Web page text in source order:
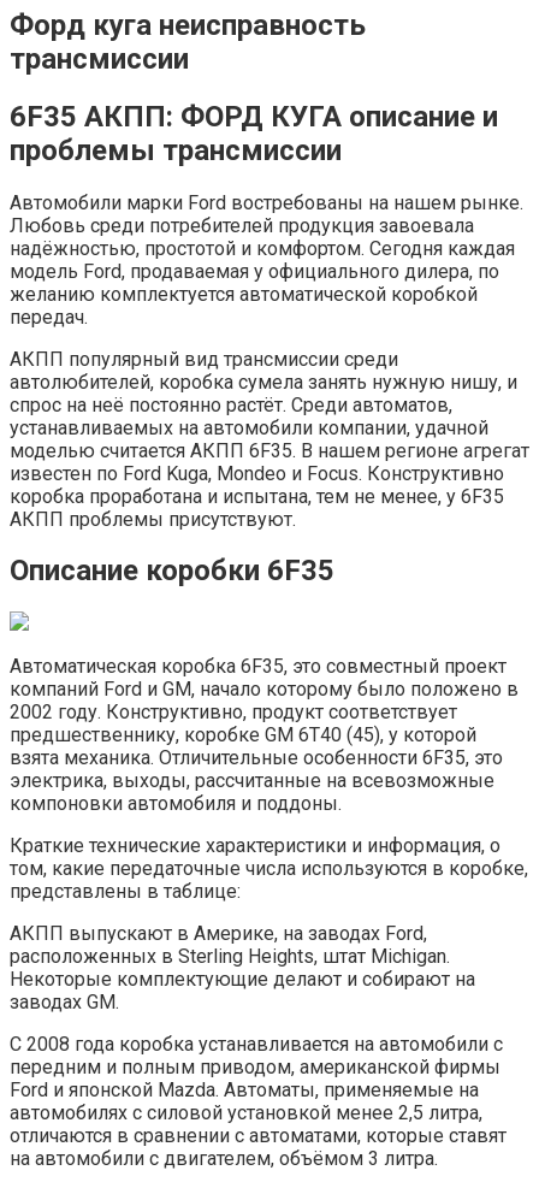
Форд куга неисправность
трансмиссии
6F35 АКПП: ФОРД КУГА описание и
проблемы трансмиссии
Автомобили марки Ford востребованы на нашем рынке.
Любовь среди потребителей продукция завоевала
надёжностью, простотой и комфортом. Сегодня каждая
модель Ford, продаваемая у официального дилера, по
желанию комплектуется автоматической коробкой
передач.
АКПП популярный вид трансмиссии среди
автолюбителей, коробка сумела занять нужную нишу, и
спрос на неё постоянно растёт. Среди автоматов,
устанавливаемых на автомобили компании, удачной
моделью считается АКПП 6F35. В нашем регионе агрегат
известен по Ford Kuga, Mondeo и Focus. Конструктивно
коробка проработана и испытана, тем не менее, у 6F35
АКПП проблемы присутствуют.
Описание коробки 6F35
Автоматическая коробка 6F35, это совместный проект
компаний Ford и GM, начало которому было положено в
2002 году. Конструктивно, продукт соответствует
предшественнику, коробке GM 6T40 (45), у которой
взята механика. Отличительные особенности 6F35, это
электрика, выходы, рассчитанные на всевозможные
компоновки автомобиля и поддоны.
Краткие технические характеристики и информация, о
том, какие передаточные числа используются в коробке,
представлены в таблице:
АКПП выпускают в Америке, на заводах Ford,
расположенных в Sterling Heights, штат Michigan.
Некоторые комплектующие делают и собирают на
заводах GM.
С 2008 года коробка устанавливается на автомобили с
передним и полным приводом, американской фирмы
Ford и японской Mazda. Автоматы, применяемые на
автомобилях с силовой установкой менее 2,5 литра,
отличаются в сравнении с автоматами, которые ставят
на автомобили с двигателем, объёмом 3 литра.